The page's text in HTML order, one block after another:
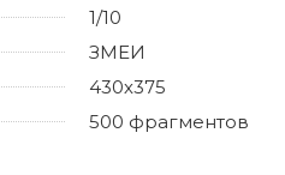
1/10
ЗМЕИ
430х375
500 фрагментов